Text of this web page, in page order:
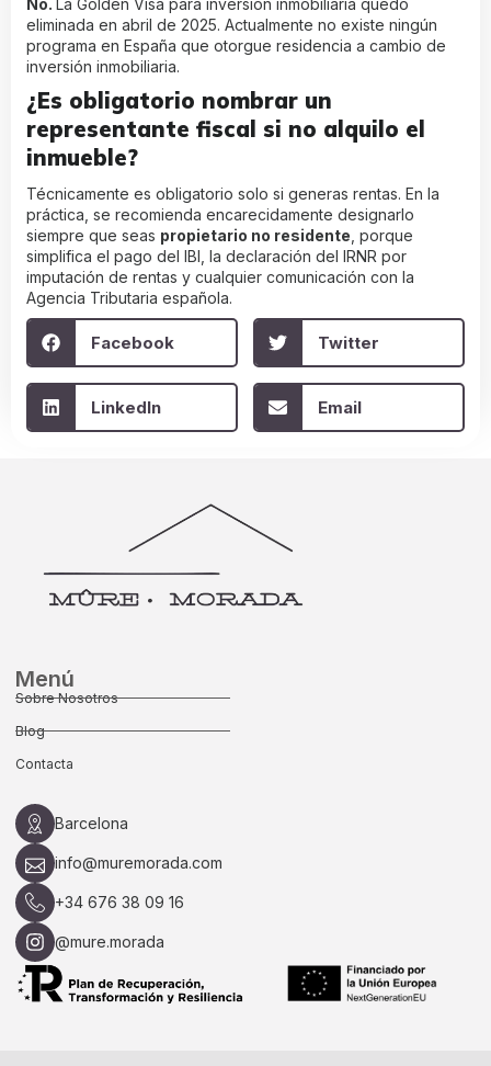
eliminada en abril de 2025. Actualmente no existe ningún
programa en España que otorgue residencia a cambio de
inversión inmobiliaria.
¿Es obligatorio nombrar un
representante fiscal si no alquilo el
inmueble?
Técnicamente es obligatorio solo si generas rentas. En la
práctica, se recomienda encarecidamente designarlo
siempre que seas propietario no residente , porque
simplifica el pago del IBI, la declaración del IRNR por
imputación de rentas y cualquier comunicación con la
Agencia Tributaria española.
Facebook Twitter
LinkedIn Email
Menú
Sobre Nosotros
Blog
Contacta
Barcelona
info@muremorada.com
+34 676 38 09 16
@mure.morada